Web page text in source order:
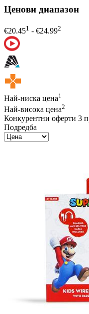
Ценови диапазон
€20.451 - €24.992
Най-ниска цена1
Най-висока цена2
Конкурентни оферти 3
Подредба